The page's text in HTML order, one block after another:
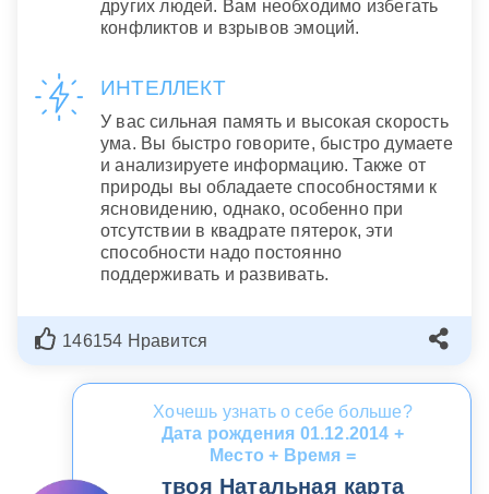
других людей. Вам необходимо избегать
конфликтов и взрывов эмоций.
ИНТЕЛЛЕКТ
У вас сильная память и высокая скорость
ума. Вы быстро говорите, быстро думаете
и анализируете информацию. Также от
природы вы обладаете способностями к
ясновидению, однако, особенно при
отсутствии в квадрате пятерок, эти
способности надо постоянно
поддерживать и развивать.
146154 Нравится
Хочешь узнать о себе больше?
Дата рождения 01.12.2014 +
Место + Время =
твоя Натальная карта